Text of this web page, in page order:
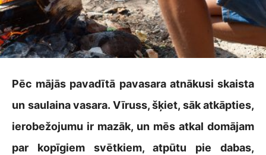
Pēc mājās pavadītā pavasara atnākusi skaista
un saulaina vasara. Vīruss, šķiet, sāk atkāpties,
ierobežojumu ir mazāk, un mēs atkal domājam
par kopīgiem svētkiem, atpūtu pie dabas,